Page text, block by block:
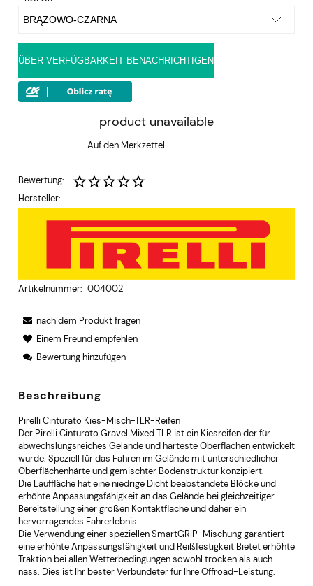
ÜBER VERFÜGBARKEIT BENACHRICHTIGEN
product unavailable
Auf den Merkzettel
Bewertung:
Hersteller:
Artikelnummer: 004002
nach dem Produkt fragen
Einem Freund empfehlen
Bewertung hinzufügen
Beschreibung
Pirelli Cinturato Kies-Misch-TLR-Reifen
Der Pirelli Cinturato Gravel Mixed TLR ist ein Kiesreifen der für
abwechslungsreiches Gelände und härteste Oberflächen entwickelt
wurde. Speziell für das Fahren im Gelände mit unterschiedlicher
Oberflächenhärte und gemischter Bodenstruktur konzipiert.
Die Lauffläche hat eine niedrige Dicht beabstandete Blöcke und
erhöhte Anpassungsfähigkeit an das Gelände bei gleichzeitiger
Bereitstellung einer großen Kontaktfläche und daher ein
hervorragendes Fahrerlebnis.
Die Verwendung einer speziellen SmartGRIP-Mischung garantiert
eine erhöhte Anpassungsfähigkeit und Reißfestigkeit Bietet erhöhte
Traktion bei allen Wetterbedingungen sowohl trocken als auch
nass: Dies ist Ihr bester Verbündeter für Ihre Offroad-Leistung.